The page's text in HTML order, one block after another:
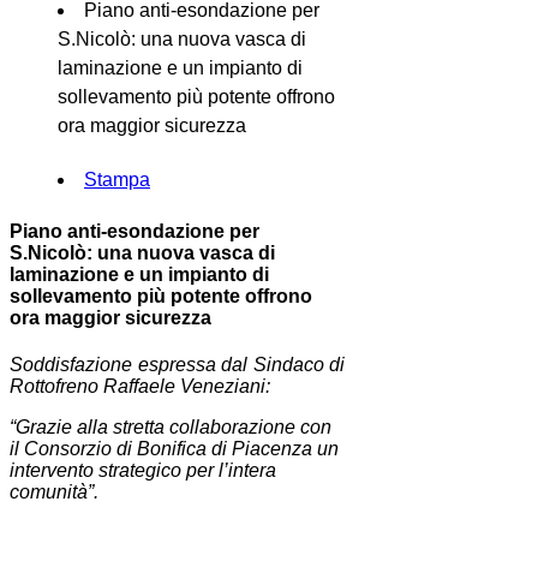
Piano anti-esondazione per
S.Nicolò: una nuova vasca di
laminazione e un impianto di
sollevamento più potente offrono
ora maggior sicurezza
Stampa
Piano anti-esondazione per
S.Nicolò: una nuova vasca di
laminazione e un impianto di
sollevamento più potente offrono
ora maggior sicurezza
Soddisfazione espressa dal Sindaco di
Rottofreno Raffaele Veneziani:
“Grazie alla stretta collaborazione con
il Consorzio di Bonifica di Piacenza un
intervento strategico per l’intera
comunità”.